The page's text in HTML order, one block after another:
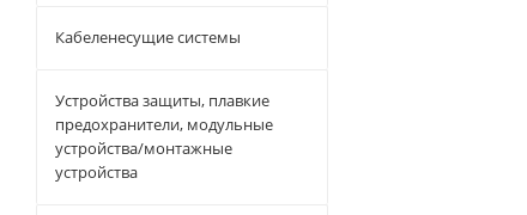
Кабеленесущие системы
Устройства защиты, плавкие
предохранители, модульные
устройства/монтажные
устройства